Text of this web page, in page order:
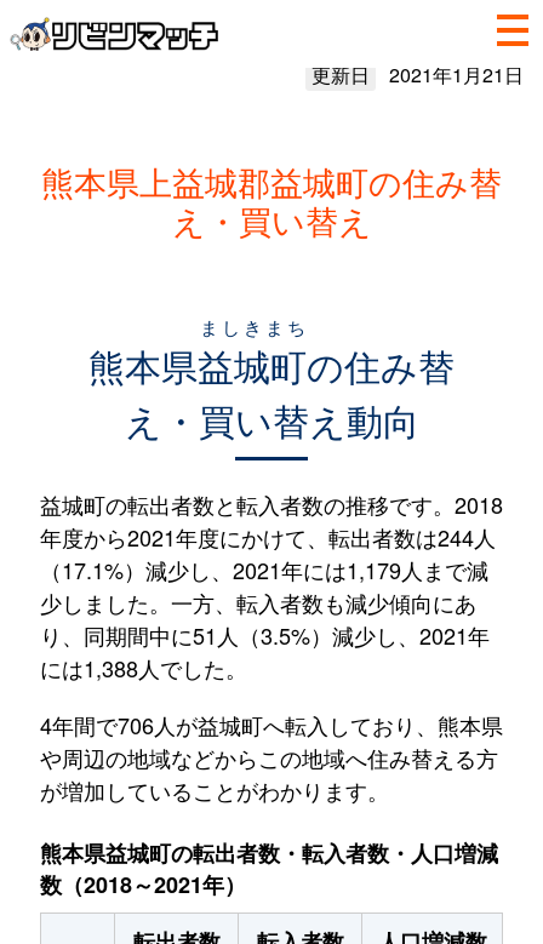
更新日 2021年1月21日
熊本県上益城郡益城町の住み替
え・買い替え
熊本県益城町
ましきまち
の住み替
え・買い替え動向
益城町の転出者数と転入者数の推移です。2018
年度から2021年度にかけて、転出者数は244人
（17.1%）減少し、2021年には1,179人まで減
少しました。一方、転入者数も減少傾向にあ
り、同期間中に51人（3.5%）減少し、2021年
には1,388人でした。
4年間で706人が益城町へ転入しており、熊本県
や周辺の地域などからこの地域へ住み替える方
が増加していることがわかります。
熊本県益城町の転出者数・転入者数・人口増減
数（2018～2021年）